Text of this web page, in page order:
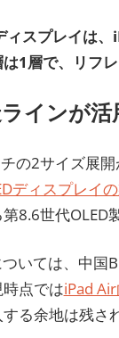
ィスプレイは
1層で、リフ
インが
の2サイズ展
ディスプレイ
8.6世代OLED
いては、中
点ではiPad
る余地は残さ